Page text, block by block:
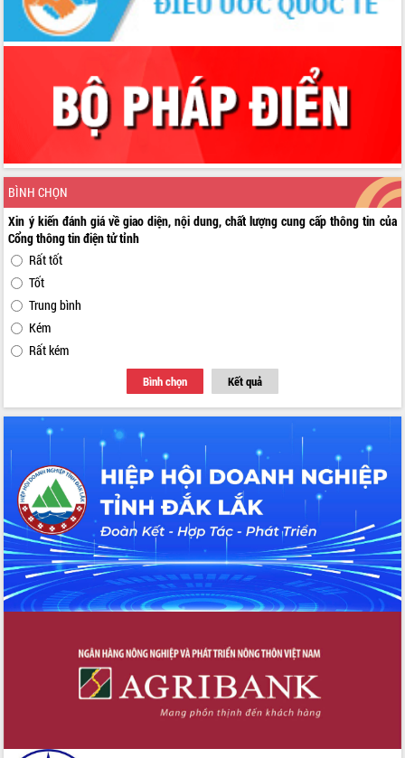
BÌNH CHỌN
Xin ý kiến đánh giá về giao diện, nội dung, chất lượng cung cấp thông tin của
Cổng thông tin điện tử tỉnh
Rất tốt
Tốt
Trung bình
Kém
Rất kém
Bình chọn Kết quả